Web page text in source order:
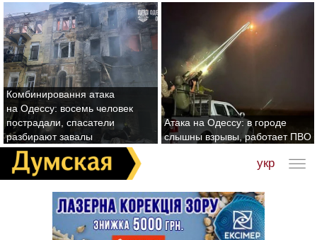
Комбинировання атака
на Одессу: восемь человек
пострадали, спасатели
разбирают завалы
Атака на Одессу: в городе
слышны взрывы, работает ПВО
укр